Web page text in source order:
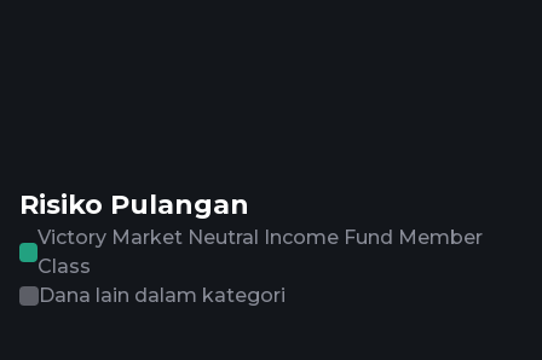
Risiko Pulangan
Victory Market Neutral Income Fund Member
Class
Dana lain dalam kategori